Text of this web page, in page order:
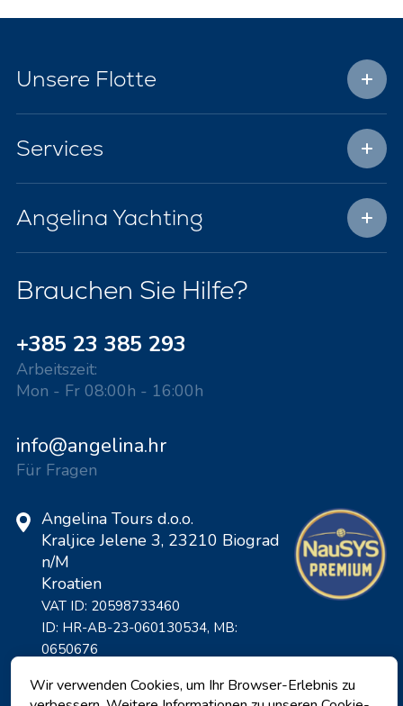
Unsere Flotte
Services
Angelina Yachting
Brauchen Sie Hilfe?
+385 23 385 293
Arbeitszeit:
Mon - Fr 08:00h - 16:00h
info@angelina.hr
Für Fragen
Angelina Tours d.o.o.
Kraljice Jelene 3, 23210 Biograd
n/M
Kroatien
VAT ID: 20598733460
ID: HR-AB-23-060130534, MB:
0650676
Wir verwenden Cookies, um Ihr Browser-Erlebnis zu